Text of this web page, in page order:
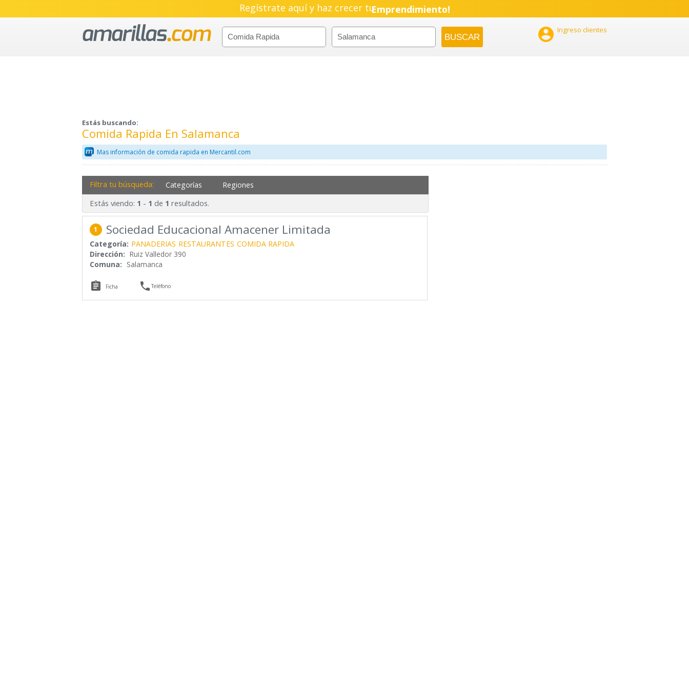
Regístrate aquí y haz crecer tuEmprendimiento!
 Ingreso clientes
Estás buscando:
Comida Rapida En Salamanca
Mas información de comida rapida en Mercantil.com
Filtra tu búsqueda: Categorías Regiones
Estás viendo: 1 - 1 de 1 resultados.
1 Sociedad Educacional Amacener Limitada
Categoría: PANADERIAS RESTAURANTES COMIDA RAPIDA
Dirección: Ruiz Valledor 390
Comuna: Salamanca
 Ficha Teléfono